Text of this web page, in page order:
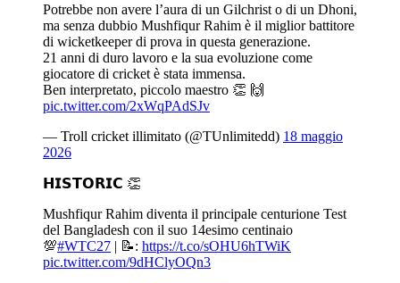
Potrebbe non avere l’aura di un Gilchrist o di un Dhoni,
ma senza dubbio Mushfiqur Rahim è il miglior battitore
di wicketkeeper di prova in questa generazione.
21 anni di duro lavoro e la sua evoluzione come
giocatore di cricket è stata immensa.
Ben interpretato, piccolo maestro 👏 🙌
pic.twitter.com/2xWqPAdSJv
— Troll cricket illimitato (@TUnlimitedd) 18 maggio
2026
𝗛𝗜𝗦𝗧𝗢𝗥𝗜𝗖 👏
Mushfiqur Rahim diventa il principale centurione Test
del Bangladesh con il suo 14esimo centinaio
💯#WTC27 | 📝: https://t.co/sOHU6hTWiK
pic.twitter.com/9dHClyOQn3